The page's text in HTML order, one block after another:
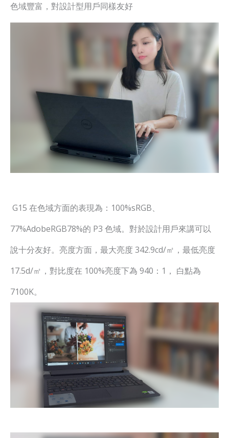
色域豐富，對設計型用戶同樣友好
G15 在色域方面的表現為：100%sRGB、
77%AdobeRGB78%的 P3 色域。對於設計用戶來講可以
說十分友好。亮度方面，最大亮度 342.9cd/㎡，最低亮度
17.5d/㎡，對比度在 100%亮度下為 940：1， 白點為
7100K。